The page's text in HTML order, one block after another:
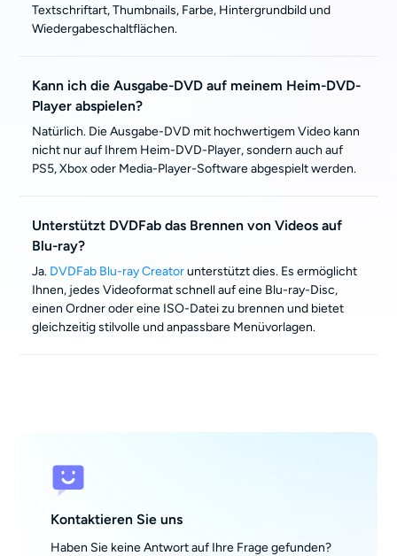
Textschriftart, Thumbnails, Farbe, Hintergrundbild und
Wiedergabeschaltflächen.
Kann ich die Ausgabe-DVD auf meinem Heim-DVD-
Player abspielen?
Natürlich. Die Ausgabe-DVD mit hochwertigem Video kann
nicht nur auf Ihrem Heim-DVD-Player, sondern auch auf
PS5, Xbox oder Media-Player-Software abgespielt werden.
Unterstützt DVDFab das Brennen von Videos auf
Blu-ray?
Ja. DVDFab Blu-ray Creatorunterstützt dies. Es ermöglicht
Ihnen, jedes Videoformat schnell auf eine Blu-ray-Disc,
einen Ordner oder eine ISO-Datei zu brennen und bietet
gleichzeitig stilvolle und anpassbare Menüvorlagen.
Kontaktieren Sie uns
Haben Sie keine Antwort auf Ihre Frage gefunden?